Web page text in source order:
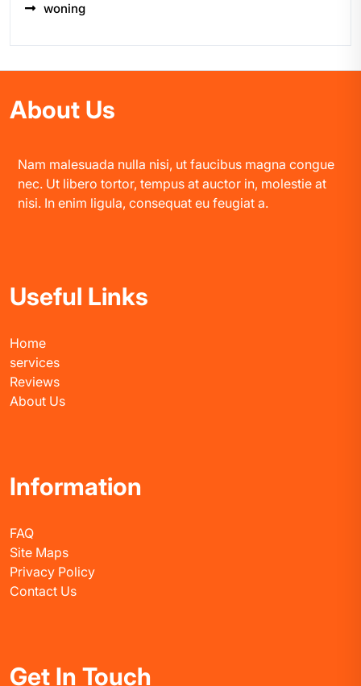
woning
About Us
Nam malesuada nulla nisi, ut faucibus magna congue
nec. Ut libero tortor, tempus at auctor in, molestie at
nisi. In enim ligula, consequat eu feugiat a.
Useful Links
Home
services
Reviews
About Us
Information
FAQ
Site Maps
Privacy Policy
Contact Us
Get In Touch